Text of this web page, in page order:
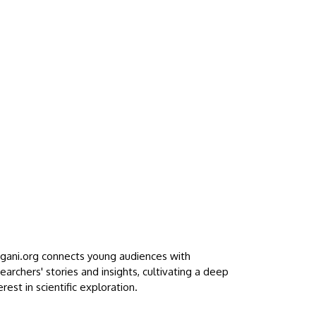
connects young audiences with
stories and insights, cultivating a deep
in scientific exploration.